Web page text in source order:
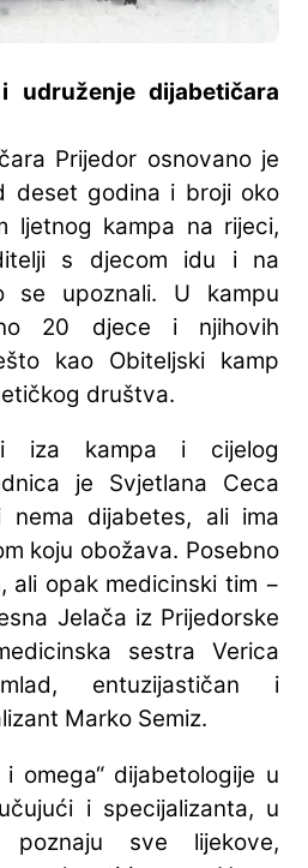
udruženje dijabetičara
Prijedor osnovano je
deset godina i broji oko
ljetnog kampa na rijeci,
s djecom idu i na
se upoznali. U kampu
20 djece i njihovih
kao Obiteljski kamp
društva.
iza kampa i cijelog
je Svjetlana Ceca
dijabetes, ali ima
koju obožava. Posebno
ali opak medicinski tim −
Jelača iz Prijedorske
sestra Verica
entuzijastičan i
Marko Semiz.
omega“ dijabetologije u
i specijalizanta, u
poznaju sve lijekove,